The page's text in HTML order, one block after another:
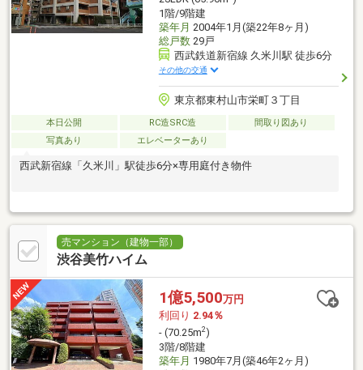
1階/9階建
築年月 2004年1月(築22年8ヶ月)
総戸数29戸
西武鉄道新宿線 久米川駅 徒歩6分
その他の交通
東京都東村山市栄町３丁目
本日公開 RC造SRC造
間取り図あり
写真あり
エレベーターあり
西武新宿線「久米川」駅徒歩6分×専用庭付き物件
売マンション（建物一部）
渋谷美竹ハイム
1億5,500万円
利回り 2.94％
- (70.25m2)
3階/8階建
築年月 1980年7月(築46年2ヶ月)